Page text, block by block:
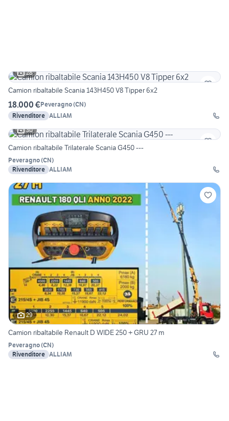
28
Camion ribaltabile Scania 143H450 V8 Tipper 6x2
18.000 €Peveragno(CN)
Rivenditore ALLIAM
30
Camion ribaltabile Trilaterale Scania G450 ---
Peveragno(CN)
Rivenditore ALLIAM
29
Camion ribaltabile Renault D WIDE 250 + GRU 27 m
Peveragno(CN)
Rivenditore ALLIAM